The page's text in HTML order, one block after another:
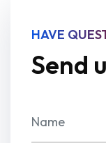
HAVE
Send